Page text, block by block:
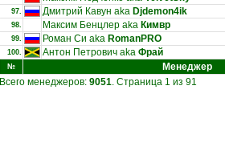
97. Дмитрий Кавун aka Djdemon4ik
98. Максим Бенцлер aka Кимвр
99. Роман Си aka RomanPRO
100. Антон Петрович aka Фрай
№
Менеджер
Всего менеджеров: 9051. Страница 1 из 91